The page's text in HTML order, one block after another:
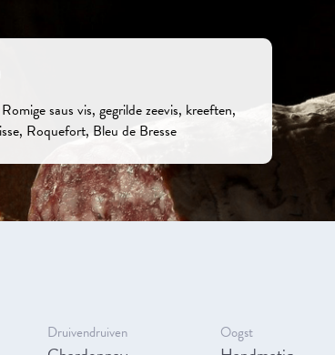
saus vis, gegrilde zeevis, kreeften,
Roquefort, Bleu de Bresse
Druivendruiven Oogst